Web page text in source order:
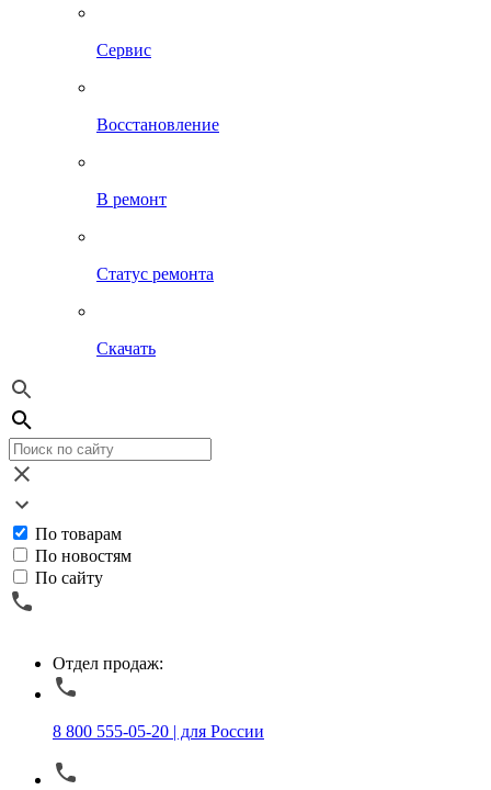
Сервис
Восстановление
В ремонт
Статус ремонта
Скачать
По товарам
По новостям
По сайту
Отдел продаж:
8 800 555-05-20 | для России